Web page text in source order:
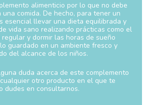
alimenticio por lo que no debe
comida. De hecho, para tener un
esencial llevar una dieta equilibrada y
vida sano realizando prácticas como el
y dormir las horas de sueño
guardado en un ambiente fresco y
del alcance de los niños.
duda acerca de este complemento
otro producto en el que te
dudes en consultarnos.